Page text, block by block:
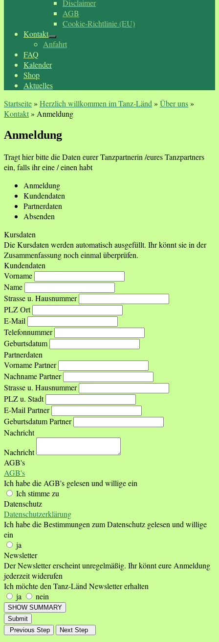
Disclaimer
AGB
Cookie-Richtlinie (EU)
Kontakt
Anfahrt
FAQ
Kalender
Shop
Aktuelles
Startseite» Herzlich willkommen im Tanz-Länd » Über uns»
Kontakt» Anmeldung
Anmeldung
Tragt hier bitte die Daten eurer Tanzpartnerin /eures Tanzpartners
ein, falls ihr eine / einen habt
Anmeldung
Kundendaten
Partnerdaten
Absenden
Kursdaten
Die Kursdaten werden automatisch ausgefüllt. Ihr könnt sie in der
Zusammenfassung noch einmal überprüfen.
Kundendaten
Vorname
Name
Strasse u. Hausnummer
PLZ Ort
E-Mail
Telefonnummer
Geburtsdatum
Partnerdaten
Vorname Partner
Nachname Partner
Strasse u. Hausnummer
PLZ u. Stadt
E-Mail Partner
Geburtsdatum Partner
Nachricht
Nachricht
AGB's
AGB's
Ich habe die AGB's gelesen und willige ein
Ich stimme zu
Datenschutz
Datenschutzerklärung
Ich habe die Bestimmungen zum Datenschutz gelesen und willige
ein
ja
Newsletter
Der Newsletter erscheint unregelmäßig. Ihr könnt eure Anmeldung
jederzeit widerufen
Ich möchte den Tanz-Länd Newsletter erhalten
ja
nein
SHOW SUMMARY
Submit
Previous Step
Next Step